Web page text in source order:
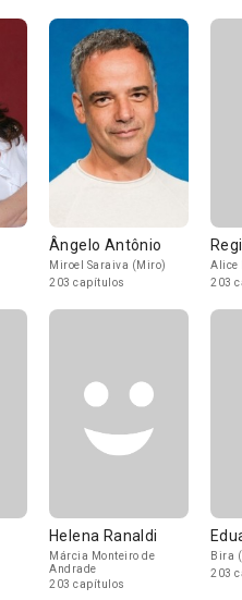
Ângelo Antônio
Miroel Saraiva (Miro)
203 capítulos
Alice
203
Helena Ranaldi
Márcia Monteiro de
Andrade
203 capítulos
Bira
203